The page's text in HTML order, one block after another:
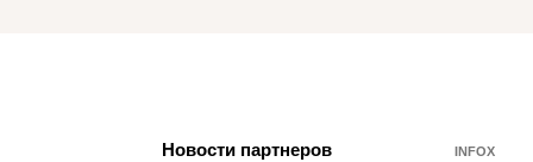
Новости партнеров INFOX